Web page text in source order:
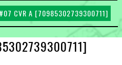
CVR A [70985302739300711]